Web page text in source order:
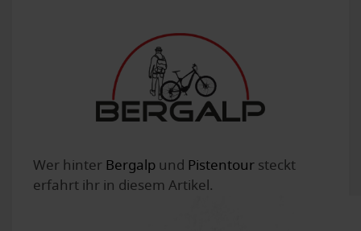
Wer hinter Bergalpund Pistentoursteckt
erfahrt ihr in diesem Artikel.